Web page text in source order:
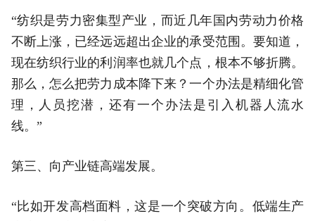
“纺织是劳力密集型产业，而近几年国内劳动力价格
不断上涨，已经远远超出企业的承受范围。要知道，
现在纺织行业的利润率也就几个点，根本不够折腾。
那么，怎么把劳力成本降下来？一个办法是精细化管
理，人员挖潜，还有一个办法是引入机器人流水
线。”
第三、向产业链高端发展。
“比如开发高档面料，这是一个突破方向。低端生产